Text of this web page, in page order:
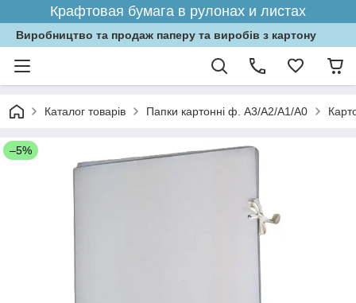
Крафтовая бумага в рулонах и листах
Виробництво та продаж паперу та виробів з картону
Каталог товарів Папки картонні ф. А3/А2/А1/А0
–5%